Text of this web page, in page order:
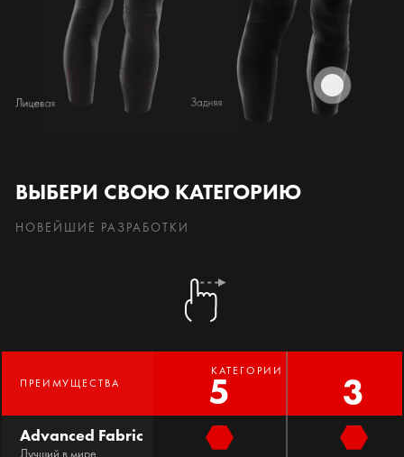
ВЫБЕРИ СВОЮ КАТЕГОРИЮ
НОВЕЙШИЕ РАЗРАБОТКИ
ПРЕИМУЩЕСТВА 5
КАТЕГОРИИ 3
Advanced Fabric